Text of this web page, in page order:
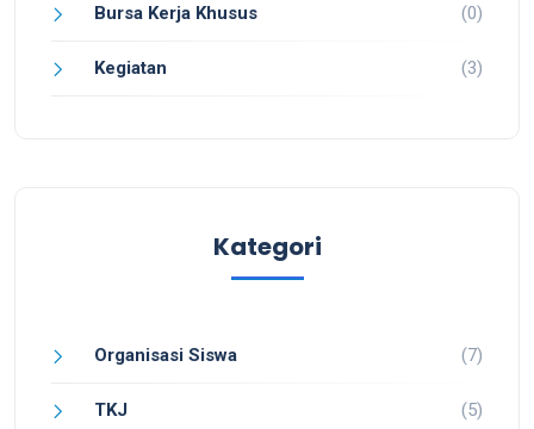
Bursa Kerja Khusus (0)
Kegiatan (3)
Kategori
Organisasi Siswa (7)
TKJ (5)